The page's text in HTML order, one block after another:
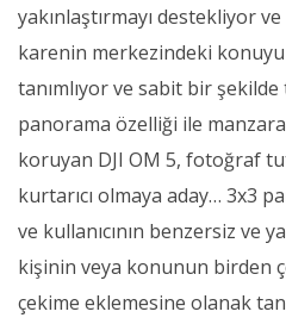
yakınlaştırmayı destekliyor
karenin merkezindeki
tanımlıyor ve sabit bir şekilde
panorama özelliği ile
koruyan DJI OM 5, fotoğraf
kurtarıcı olmaya aday… 3x3
ve kullanıcının benzersiz ve
kişinin veya konunun birden
çekime eklemesine olanak